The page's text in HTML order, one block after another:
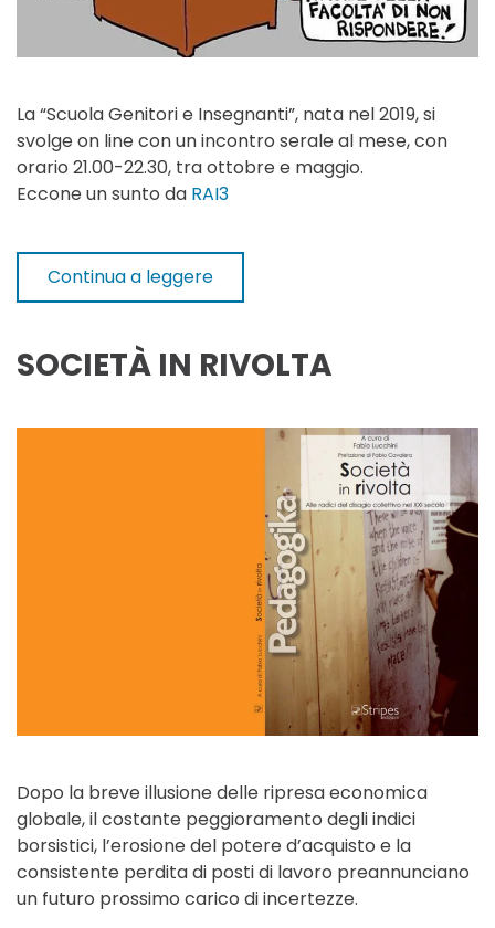
La “Scuola Genitori e Insegnanti”, nata nel 2019, si
svolge on line con un incontro serale al mese, con
orario 21.00-22.30, tra ottobre e maggio.
Eccone un sunto da RAI3
Continua a leggere
SOCIETÀ IN RIVOLTA
Dopo la breve illusione delle ripresa economica
globale, il costante peggioramento degli indici
borsistici, l’erosione del potere d’acquisto e la
consistente perdita di posti di lavoro preannunciano
un futuro prossimo carico di incertezze.